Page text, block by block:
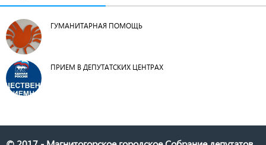
ГУМАНИТАРНАЯ ПОМОЩЬ
ПРИЕМ В ДЕПУТАТСКИХ ЦЕНТРАХ